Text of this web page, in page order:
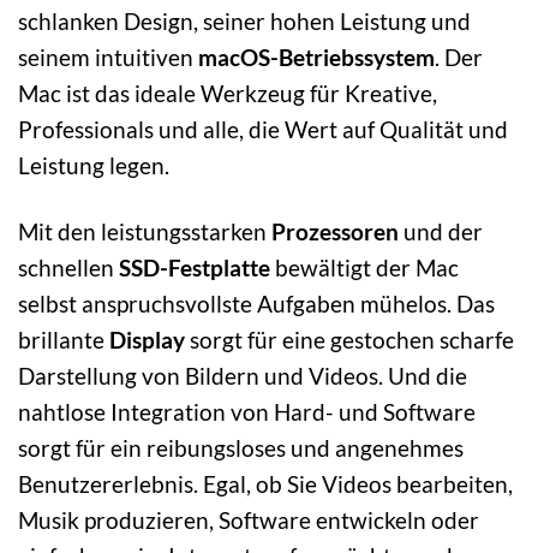
schlanken Design, seiner hohen Leistung und
seinem intuitiven macOS-Betriebssystem. Der
Mac ist das ideale Werkzeug für Kreative,
Professionals und alle, die Wert auf Qualität und
Leistung legen.
Mit den leistungsstarken Prozessoren und der
schnellen SSD-Festplatte bewältigt der Mac
selbst anspruchsvollste Aufgaben mühelos. Das
brillante Displaysorgt für eine gestochen scharfe
Darstellung von Bildern und Videos. Und die
nahtlose Integration von Hard- und Software
sorgt für ein reibungsloses und angenehmes
Benutzererlebnis. Egal, ob Sie Videos bearbeiten,
Musik produzieren, Software entwickeln oder